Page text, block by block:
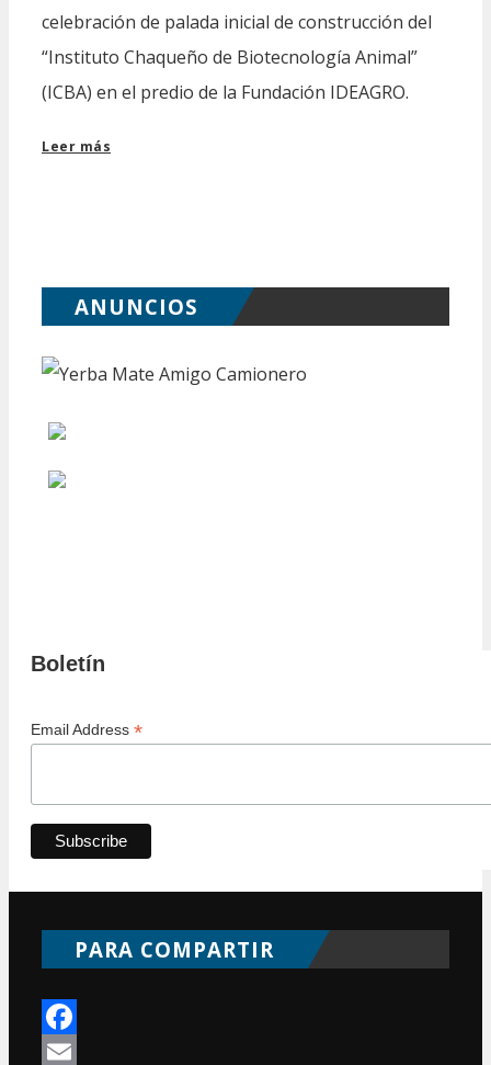
celebración de palada inicial de construcción del
“Instituto Chaqueño de Biotecnología Animal”
(ICBA) en el predio de la Fundación IDEAGRO.
Leer más
ANUNCIOS
Boletín
Email Address *
PARA COMPARTIR
Facebook